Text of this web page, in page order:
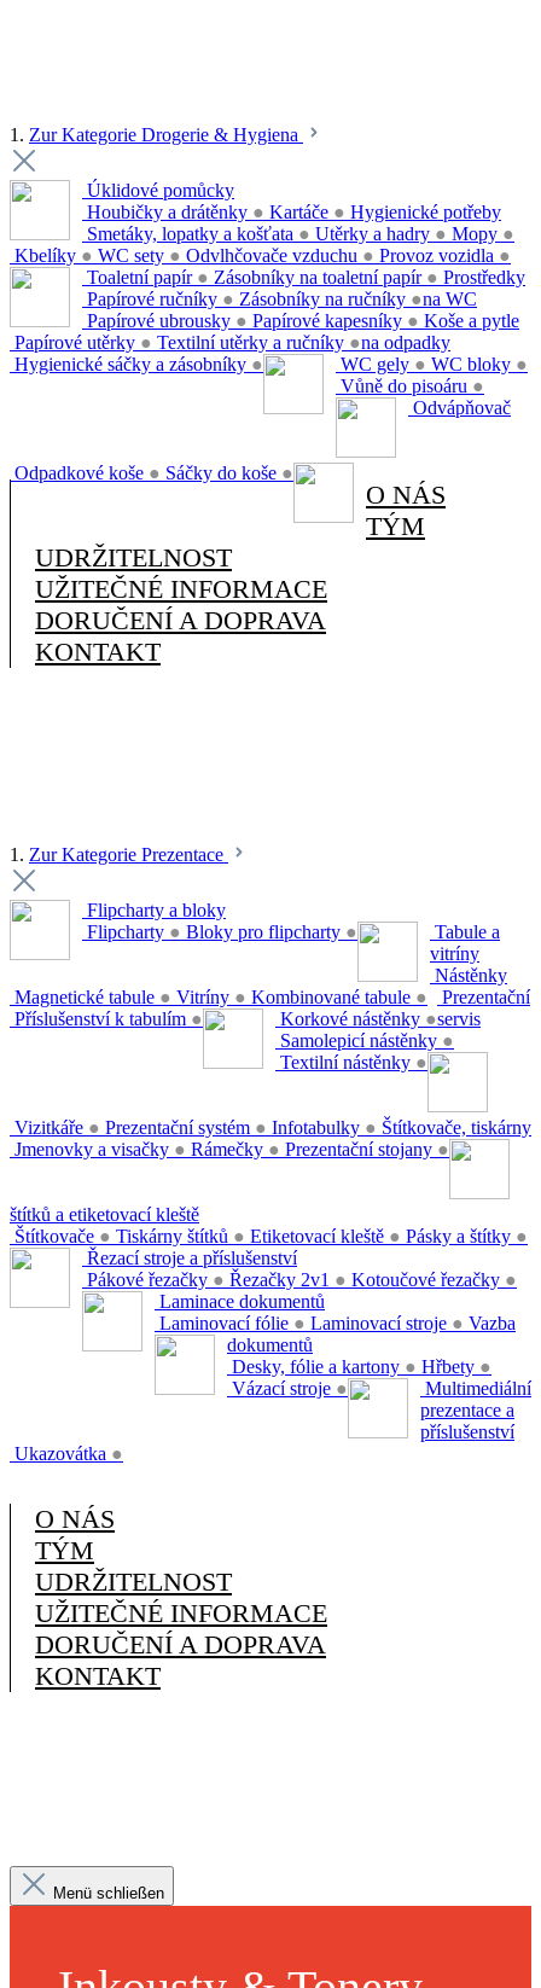
1. Zur Kategorie Drogerie & Hygiena
Úklidové pomůcky
Houbičky a drátěnky ● Kartáče ●
Smetáky, lopatky a košťata ● Utěrky a hadry ● Mopy ●
Kbelíky ● WC sety ● Odvlhčovače vzduchu ● Provoz vozidla ●
Hygienické potřeby
Toaletní papír ● Zásobníky na toaletní papír ●
Papírové ručníky ● Zásobníky na ručníky ●
Papírové ubrousky ● Papírové kapesníky ●
Papírové utěrky ● Textilní utěrky a ručníky ●
Hygienické sáčky a zásobníky ●
Prostředky
na WC
WC gely ● WC bloky ●
Vůně do pisoáru ●
Koše a pytle
na odpadky
Odpadkové koše ● Sáčky do koše ●
Odvápňovač
O NÁS
TÝM
UDRŽITELNOST
UŽITEČNÉ INFORMACE
DORUČENÍ A DOPRAVA
KONTAKT
1. Zur Kategorie Prezentace
Flipcharty a bloky
Flipcharty ● Bloky pro flipcharty ●
Tabule a
vitríny
Magnetické tabule ● Vitríny ● Kombinované tabule ●
Příslušenství k tabulím ●
Nástěnky
Korkové nástěnky ●
Samolepicí nástěnky ●
Textilní nástěnky ●
Prezentační
servis
Vizitkáře ● Prezentační systém ● Infotabulky ●
Jmenovky a visačky ● Rámečky ● Prezentační stojany ●
Štítkovače, tiskárny
štítků a etiketovací kleště
Štítkovače ● Tiskárny štítků ● Etiketovací kleště ● Pásky a štítky ●
Řezací stroje a příslušenství
Pákové řezačky ● Řezačky 2v1 ● Kotoučové řezačky ●
Laminace dokumentů
Laminovací fólie ● Laminovací stroje ● Vazba
dokumentů
Desky, fólie a kartony ● Hřbety ●
Vázací stroje ●
Multimediální
prezentace a
příslušenství
Ukazovátka ●
O NÁS
TÝM
UDRŽITELNOST
UŽITEČNÉ INFORMACE
DORUČENÍ A DOPRAVA
KONTAKT
Menü schließen